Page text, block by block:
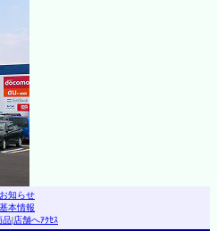
お知らせ
基本情報
品|店舗へｱｸｾｽ